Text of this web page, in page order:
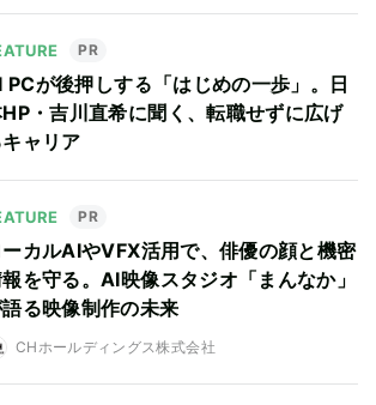
PR
PCが後押しする「はじめの一歩」。日
・吉川直希に聞く、転職せずに広げ
ャリア
PR
ーカルAIやVFX活用で、俳優の顔と機密
を守る。AI映像スタジオ「まんなか」
る映像制作の未来
CHホールディングス株式会社